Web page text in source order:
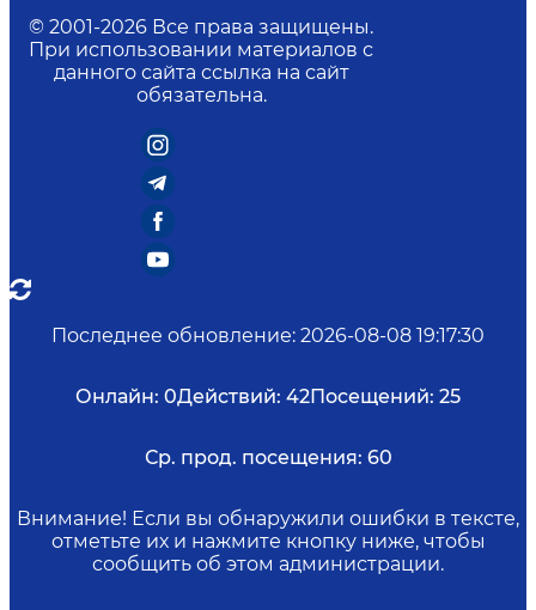
© 2001-2026 Все права защищены.
При использовании материалов с
данного сайта ссылка на сайт
обязательна.
Последнее обновление: 2026-08-08 19:17:30
Онлайн: 0Действий: 42Посещений: 25
Ср. прод. посещения: 60
Внимание! Если вы обнаружили ошибки в тексте,
отметьте их и нажмите кнопку ниже, чтобы
сообщить об этом администрации.